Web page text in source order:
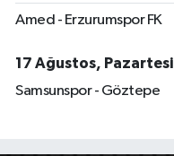
Amed - Erzurumspor FK
17 Ağustos, Pazartesi
Samsunspor - Göztepe